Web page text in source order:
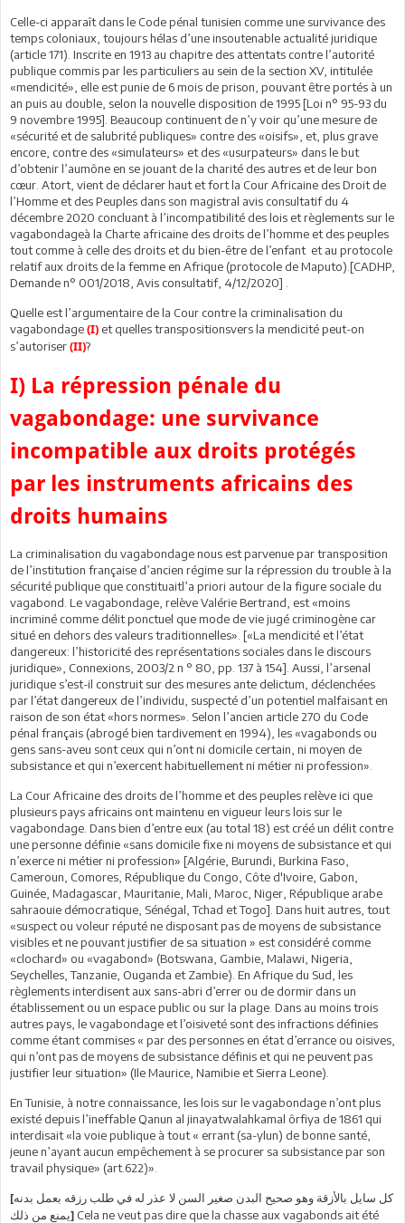
Celle-ci apparaît dans le Code pénal tunisien comme une survivance des
temps coloniaux, toujours hélas d’une insoutenable actualité juridique
(article 171). Inscrite en 1913 au chapitre des attentats contre l’autorité
publique commis par les particuliers au sein de la section XV, intitulée
«mendicité», elle est punie de 6 mois de prison, pouvant être portés à un
an puis au double, selon la nouvelle disposition de 1995 [Loi n° 95-93 du
9 novembre 1995]. Beaucoup continuent de n’y voir qu’une mesure de
«sécurité et de salubrité publiques» contre des «oisifs», et, plus grave
encore, contre des «simulateurs» et des «usurpateurs» dans le but
d’obtenir l’aumône en se jouant de la charité des autres et de leur bon
cœur. Atort, vient de déclarer haut et fort la Cour Africaine des Droit de
l’Homme et des Peuples dans son magistral avis consultatif du 4
décembre 2020 concluant à l’incompatibilité des lois et règlements sur le
vagabondageà la Charte africaine des droits de l’homme et des peuples
tout comme à celle des droits et du bien-être de l’enfant et au protocole
relatif aux droits de la femme en Afrique (protocole de Maputo).[CADHP,
Demande n° 001/2018, Avis consultatif, 4/12/2020] .
Quelle est l’argumentaire de la Cour contre la criminalisation du
vagabondage (I) et quelles transpositionsvers la mendicité peut-on
s’autoriser (II)?
I) La répression pénale du
vagabondage: une survivance
incompatible aux droits protégés
par les instruments africains des
droits humains
La criminalisation du vagabondage nous est parvenue par transposition
de l’institution française d’ancien régime sur la répression du trouble à la
sécurité publique que constituaitl’a priori autour de la figure sociale du
vagabond. Le vagabondage, relève Valérie Bertrand, est «moins
incriminé comme délit ponctuel que mode de vie jugé criminogène car
situé en dehors des valeurs traditionnelles». [«La mendicité et l’état
dangereux: l’historicité des représentations sociales dans le discours
juridique», Connexions, 2003/2 n ° 80, pp. 137 à 154]. Aussi, l’arsenal
juridique s’est-il construit sur des mesures ante delictum, déclenchées
par l’état dangereux de l’individu, suspecté d’un potentiel malfaisant en
raison de son état «hors normes». Selon l’ancien article 270 du Code
pénal français (abrogé bien tardivement en 1994), les «vagabonds ou
gens sans-aveu sont ceux qui n’ont ni domicile certain, ni moyen de
subsistance et qui n’exercent habituellement ni métier ni profession».
La Cour Africaine des droits de l’homme et des peuples relève ici que
plusieurs pays africains ont maintenu en vigueur leurs lois sur le
vagabondage. Dans bien d’entre eux (au total 18) est créé un délit contre
une personne définie «sans domicile fixe ni moyens de subsistance et qui
n’exerce ni métier ni profession» [Algérie, Burundi, Burkina Faso,
Cameroun, Comores, République du Congo, Côte d'Ivoire, Gabon,
Guinée, Madagascar, Mauritanie, Mali, Maroc, Niger, République arabe
sahraouie démocratique, Sénégal, Tchad et Togo]. Dans huit autres, tout
«suspect ou voleur réputé ne disposant pas de moyens de subsistance
visibles et ne pouvant justifier de sa situation » est considéré comme
«clochard» ou «vagabond» (Botswana, Gambie, Malawi, Nigeria,
Seychelles, Tanzanie, Ouganda et Zambie). En Afrique du Sud, les
règlements interdisent aux sans-abri d’errer ou de dormir dans un
établissement ou un espace public ou sur la plage. Dans au moins trois
autres pays, le vagabondage et l’oisiveté sont des infractions définies
comme étant commises « par des personnes en état d’errance ou oisives,
qui n’ont pas de moyens de subsistance définis et qui ne peuvent pas
justifier leur situation» (Ile Maurice, Namibie et Sierra Leone).
En Tunisie, à notre connaissance, les lois sur le vagabondage n’ont plus
existé depuis l’ineffable Qanun al jinayatwalahkamal ôrfiya de 1861 qui
interdisait «la voie publique à tout « errant (sa-ylun) de bonne santé,
jeune n’ayant aucun empêchement à se procurer sa subsistance par son
travail physique» (art.622)».
[كل سايل بالأزقة وهو صحيح البدن صغير السن لا عذر له في طلب رزقه بعمل بدنه
يمنع من ذلك] Cela ne veut pas dire que la chasse aux vagabonds ait été